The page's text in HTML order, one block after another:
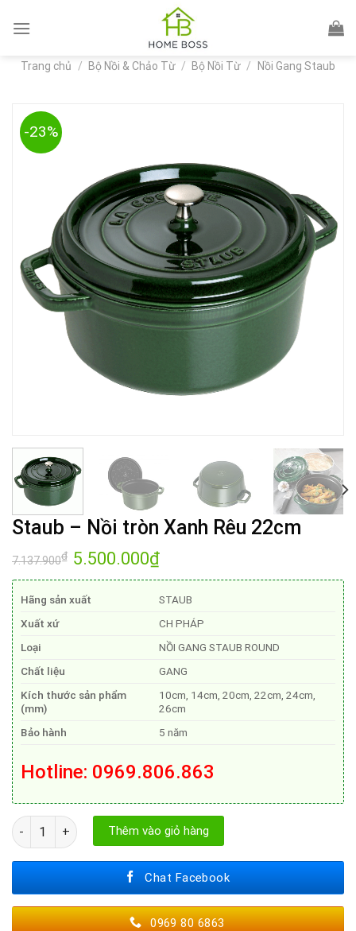
Trang chủ / Bộ Nồi & Chảo Từ / Bộ Nồi Từ / Nồi Gang Staub
-23%
Staub – Nồi tròn Xanh Rêu 22cm
7.137.900₫ Giá
gốc
là:
5.500.000₫Giá
tại
5.500.000₫.
Hãng sản xuất
STAUB
Xuất xứ
CH PHÁP
Loại
NỒI GANG STAUB ROUND
Chất liệu
GANG
Kích thước sản phẩm
(mm)
10cm, 14cm, 20cm, 22cm, 24cm,
26cm
Bảo hành
5 năm
Hotline: 0969.806.863
Staub – Nồi tròn Xanh Rêu 22cm số lượng
Thêm vào giỏ hàng
Chat Facebook
0969 80 6863